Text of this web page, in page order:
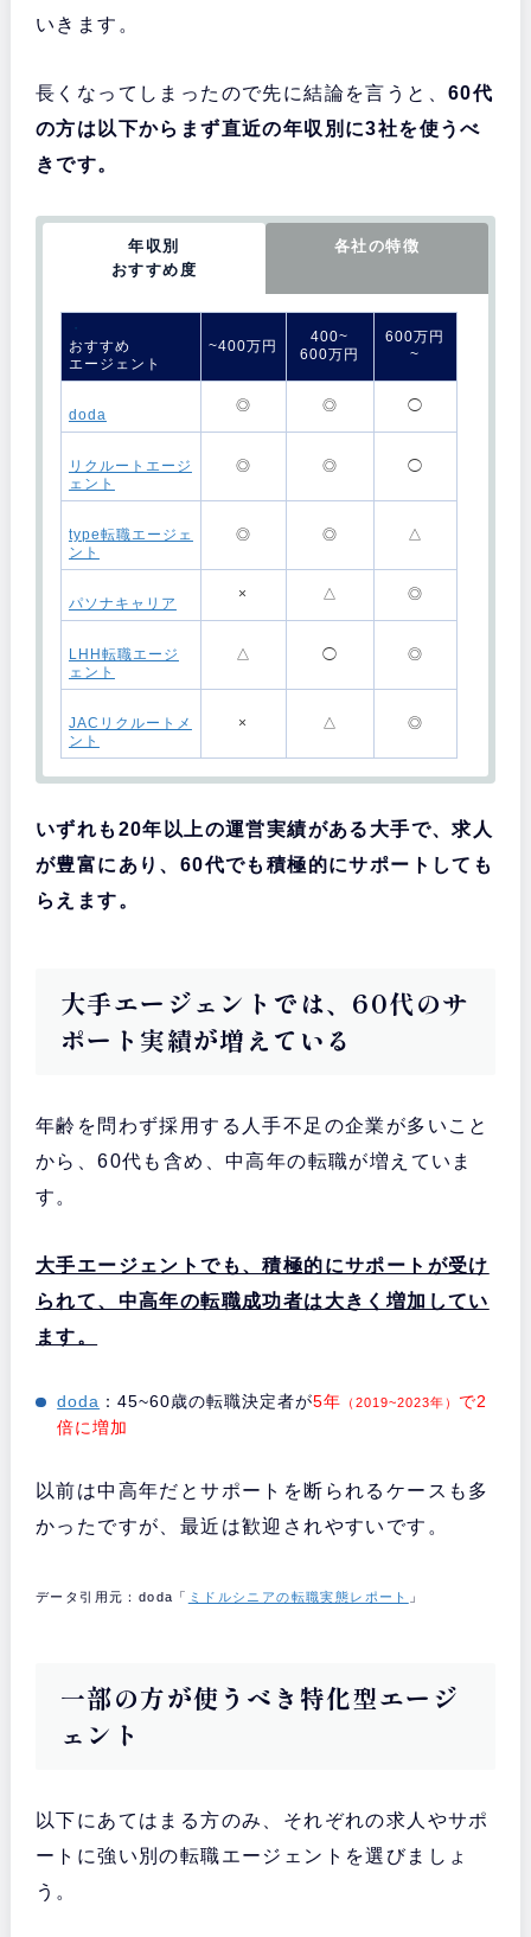
いきます。
長くなってしまったので先に結論を言うと、 60代
の方は以下からまず直近の年収別に3社を使うべ
きです。
年収別
おすすめ度
各社の特徴
・
おすすめ
エージェント
~400万円
400~
600万円
600万円
~
doda
◎ ◎ ◯
リクルートエージ
ェント
◎ ◎ ◯
type転職エージェ
ント
◎ ◎ △
パソナキャリア
× △ ◎
LHH転職エージ
ェント
△ ◯ ◎
JACリクルートメ
ント
× △ ◎
エージェント
・
doda
求人数・サポート実績が業界トップ
クラス
の大手で、幅広い年代の転職
・
type転職エージ
ェント
首都圏のみの対応で、ITエンジニ
ア・営業職・女性の転職サポートに
強い
・
LHH転職エージ
ェント
世界60の国と地域でサービス提供実
績のあるアデコの運営で、外資系の
転職に強い
いずれも20年以上の運営実績がある大手で、求人
が豊富にあり、60代でも積極的にサポートしても
らえます。
大手エージェントでは、60代のサ
ポート実績が増えている
年齢を問わず採用する人手不足の企業が多いこと
から、60代も含め、中高年の転職が増えていま
す。
大手エージェントでも、積極的にサポートが受け
られて、中高年の転職成功者は大きく増加してい
ます。
doda ：45~60歳の転職決定者が5年 （2019~2023年） で2
倍に増加
以前は中高年だとサポートを断られるケースも多
かったですが、最近は歓迎されやすいです。
データ引用元：doda「 ミドルシニアの転職実態レポート 」
一部の方が使うべき特化型エージ
ェント
以下にあてはまる方のみ、それぞれの求人やサポ
ートに強い別の転職エージェントを選びましょ
う。